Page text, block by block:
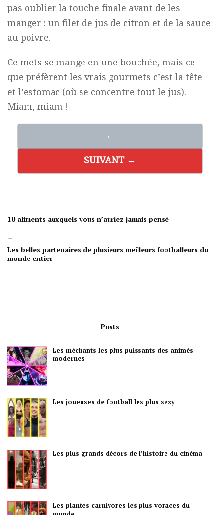
pas oublier la touche finale avant de les
manger : un filet de jus de citron et de la sauce
au poivre.
Ce mets se mange en une bouchée, mais ce
que préfèrent les vrais gourmets c’est la tête
et l’estomac (où se concentre tout le jus).
Miam, miam !
←
SUIVANT →
←
10 aliments auxquels vous n’auriez jamais pensé
→
Les belles partenaires de plusieurs meilleurs footballeurs du
monde entier
Posts
Les méchants les plus puissants des animés
modernes
Les joueuses de football les plus sexy
Les plus grands décors de l’histoire du cinéma
Les plantes carnivores les plus voraces du